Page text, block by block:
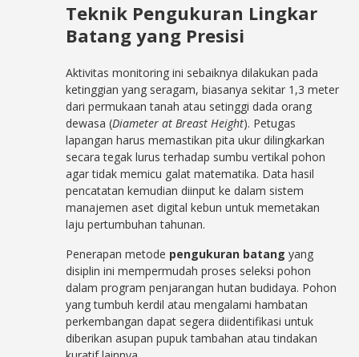
Teknik Pengukuran Lingkar
Batang yang Presisi
Aktivitas monitoring ini sebaiknya dilakukan pada
ketinggian yang seragam, biasanya sekitar 1,3 meter
dari permukaan tanah atau setinggi dada orang
dewasa (Diameter at Breast Height). Petugas
lapangan harus memastikan pita ukur dilingkarkan
secara tegak lurus terhadap sumbu vertikal pohon
agar tidak memicu galat matematika. Data hasil
pencatatan kemudian diinput ke dalam sistem
manajemen aset digital kebun untuk memetakan
laju pertumbuhan tahunan.
Penerapan metode pengukuran batang yang
disiplin ini mempermudah proses seleksi pohon
dalam program penjarangan hutan budidaya. Pohon
yang tumbuh kerdil atau mengalami hambatan
perkembangan dapat segera diidentifikasi untuk
diberikan asupan pupuk tambahan atau tindakan